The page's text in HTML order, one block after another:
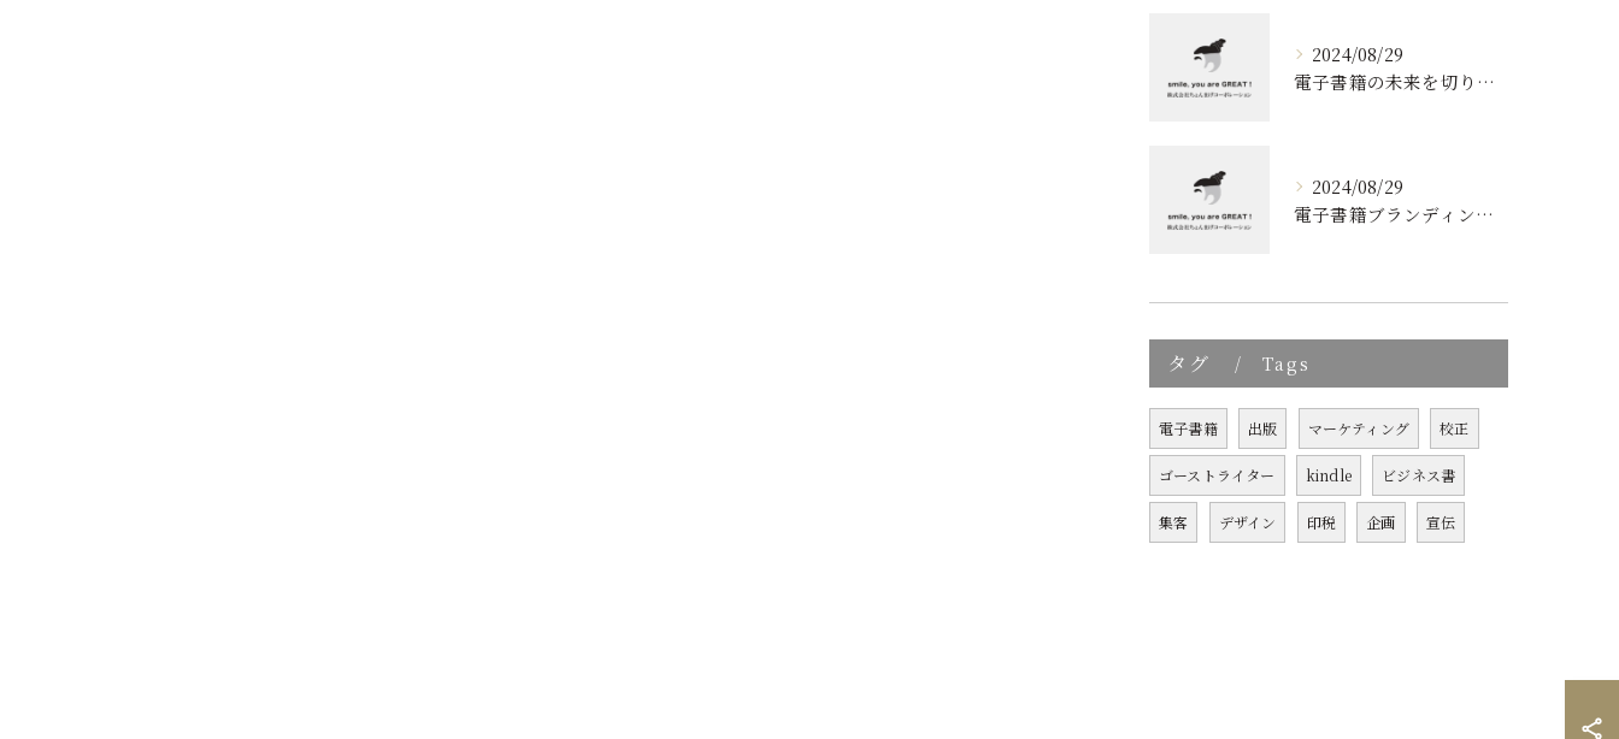
2024/08/29
電子書籍の未来を切り開く！効果的なブランディングとリスト取りの技術
2024/08/29
電子書籍ブランディングの新しいアプローチ: 成功の秘訣とは?
タグ Tags
電子書籍 出版 マーケティング 校正
ゴーストライター kindle ビジネス書
集客 デザイン 印税 企画 宣伝